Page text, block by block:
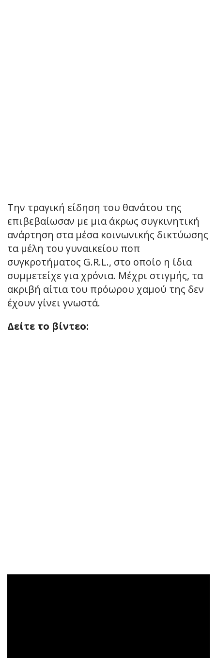
Την τραγική είδηση του θανάτου της
επιβεβαίωσαν με μια άκρως συγκινητική
ανάρτηση στα μέσα κοινωνικής δικτύωσης
τα μέλη του γυναικείου ποπ
συγκροτήματος G.R.L., στο οποίο η ίδια
συμμετείχε για χρόνια. Μέχρι στιγμής, τα
ακριβή αίτια του πρόωρου χαμού της δεν
έχουν γίνει γνωστά.
Δείτε το βίντεο: